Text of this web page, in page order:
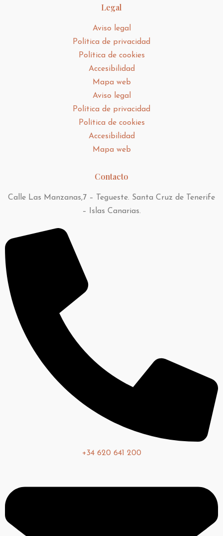
Legal
Aviso legal
Política de privacidad
Política de cookies
Accesibilidad
Mapa web
Aviso legal
Política de privacidad
Política de cookies
Accesibilidad
Mapa web
Contacto
Calle Las Manzanas,7 – Tegueste. Santa Cruz de Tenerife
– Islas Canarias.
+34 620 641 200